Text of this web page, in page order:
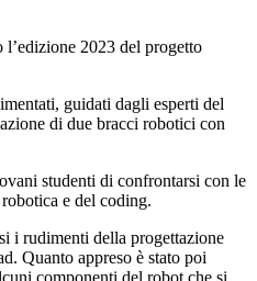
l’edizione 2023 del progetto
guidati dagli esperti del
di due bracci robotici con
studenti di confrontarsi con le
e del coding.
i rudimenti della progettazione
Quanto appreso è stato poi